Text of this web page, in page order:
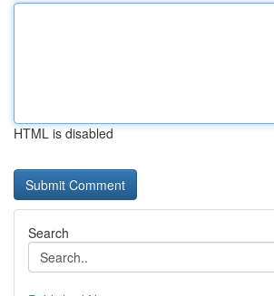
HTML is disabled
Search